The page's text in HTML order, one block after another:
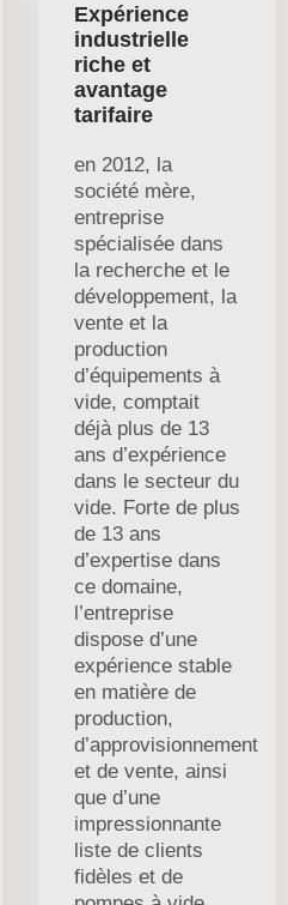
Expérience
industrielle
riche et
avantage
tarifaire
en 2012, la
société mère,
entreprise
spécialisée dans
la recherche et le
développement, la
vente et la
production
d’équipements à
vide, comptait
déjà plus de 13
ans d’expérience
dans le secteur du
vide. Forte de plus
de 13 ans
d’expertise dans
ce domaine,
l’entreprise
dispose d’une
expérience stable
en matière de
production,
d’approvisionnement
et de vente, ainsi
que d’une
impressionnante
liste de clients
fidèles et de